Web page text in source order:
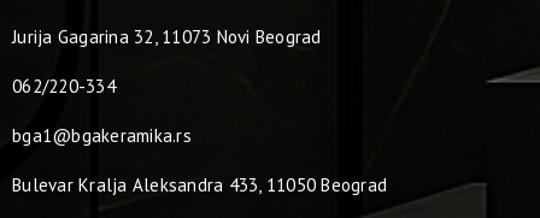
Jurija Gagarina 32, 11073 Novi Beograd
062/220-334
bga1@bgakeramika.rs
Bulevar Kralja Aleksandra 433, 11050 Beograd